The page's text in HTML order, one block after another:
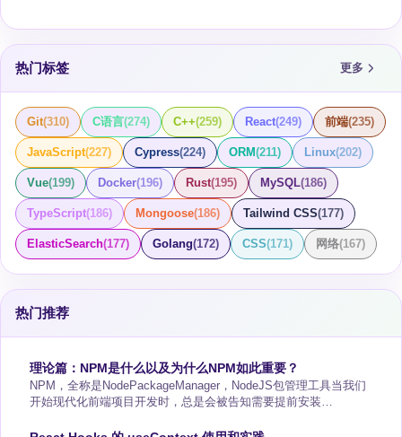
热门标签 更多
Git(310) C语言(274) C++(259) React(249) 前端(235)
JavaScript(227) Cypress(224) ORM(211) Linux(202)
Vue(199) Docker(196) Rust(195) MySQL(186)
TypeScript(186) Mongoose(186) Tailwind CSS(177)
ElasticSearch(177) Golang(172) CSS(171) 网络(167)
热门推荐
理论篇：NPM是什么以及为什么NPM如此重要？
NPM，全称是NodePackageManager，NodeJS包管理工具当我们
开始现代化前端项目开发时，总是会被告知需要提前安装
NodeJS运行环境，同时会附带NPM工具。对于前端开发者而言，